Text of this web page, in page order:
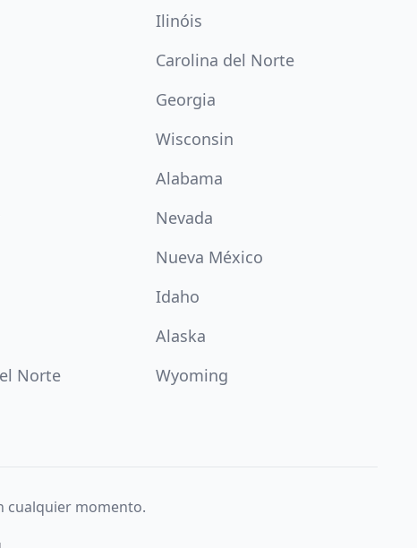
Ilinóis
Carolina del Norte
Georgia
Wisconsin
Alabama
Nevada
Nueva México
Idaho
Alaska
Norte
Wyoming
cualquier momento.